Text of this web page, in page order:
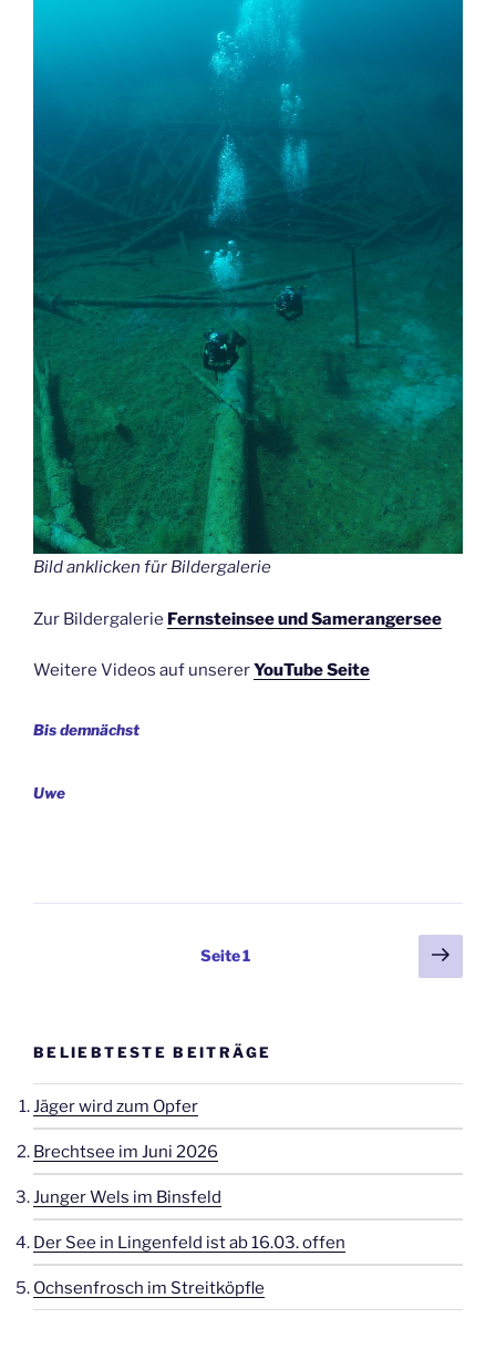
Bild anklicken für Bildergalerie
Zur Bildergalerie Fernsteinsee und Samerangersee
Weitere Videos auf unsererYouTube Seite
Bis demnächst
Uwe
Seitennummerierung
Seite1
BELIEBTESTE BEITRÄGE
Jäger wird zum Opfer
Brechtsee im Juni 2026
Junger Wels im Binsfeld
Der See in Lingenfeld ist ab 16.03. offen
Ochsenfrosch im Streitköpfle